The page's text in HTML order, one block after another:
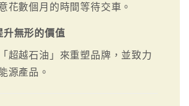
花數個月的時間等待交車。
無形的價值
超越石油」來重塑品牌，並致力
源產品。